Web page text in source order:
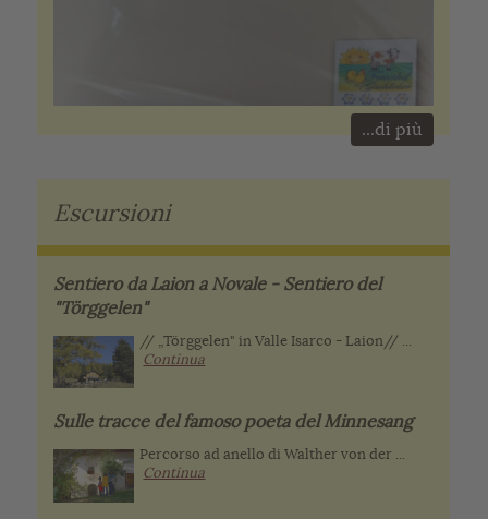
...di più
Escursioni
Sentiero da Laion a Novale - Sentiero del
"Törggelen"
// „Törggelen" in Valle Isarco - Laion// ...
Continua
Sulle tracce del famoso poeta del Minnesang
Percorso ad anello di Walther von der ...
Continua